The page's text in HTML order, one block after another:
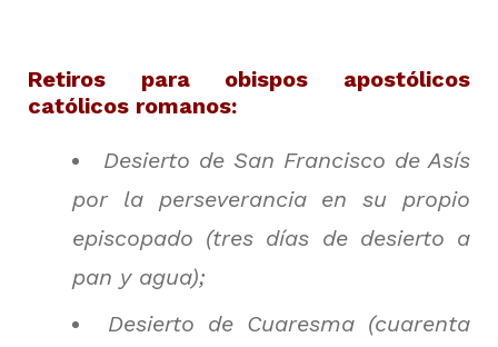
Retiros para obispos apostólicos
católicos romanos:
Desierto de San Francisco de Asís
por la perseverancia en su propio
episcopado (tres días de desierto a
pan y agua);
Desierto de Cuaresma (cuarenta